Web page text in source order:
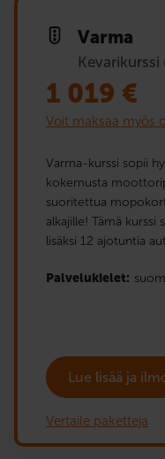
Varma
Kevarikurssi
1 019 €
Voit maksaa myös
Varma-kurssi sopii
kokemusta
suoritettua
alkajille! Tämä kurssi
lisäksi 12 ajotuntia
Palvelukielet:
Lue lisää ja
Vertaile paketteja